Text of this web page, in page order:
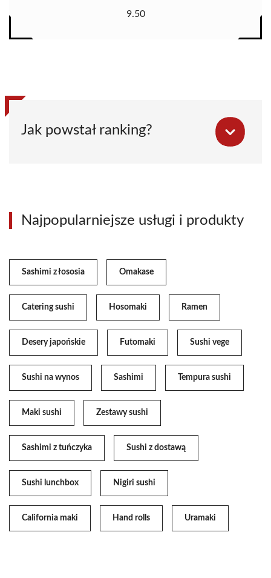
9.50
Jak powstał ranking?
Najpopularniejsze usługi i produkty
Sashimi z łososia Omakase
Catering sushi Hosomaki Ramen
Desery japońskie Futomaki Sushi vege
Sushi na wynos Sashimi Tempura sushi
Maki sushi Zestawy sushi
Sashimi z tuńczyka Sushi z dostawą
Sushi lunchbox Nigiri sushi
California maki Hand rolls Uramaki